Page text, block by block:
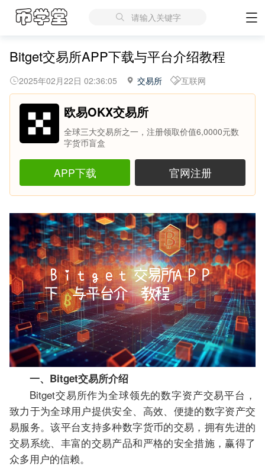
请输入关键字
Bitget交易所APP下载与平台介绍教程
2025年02月22日 02:36:05 交易所 互联网
欧易OKX交易所
全球三大交易所之一，注册领取价值6,0000元数
字货币盲盒
APP下载 官网注册
一、Bitget交易所介绍
Bitget交易所作为全球领先的数字资产交易平台，
致力于为全球用户提供安全、高效、便捷的数字资产交
易服务。该平台支持多种数字货币的交易，拥有先进的
交易系统、丰富的交易产品和严格的安全措施，赢得了
众多用户的信赖。